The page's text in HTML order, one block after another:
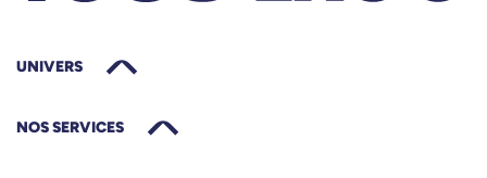
UNIVERS
NOS SERVICES